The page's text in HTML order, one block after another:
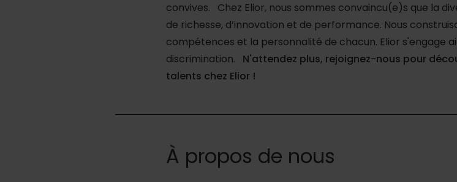
convives. Chez Elior, nous sommes convaincu(e)s que la
de richesse, d’innovation et de performance. Nous
compétences et la personnalité de chacun. Elior s'engage
discrimination. N'attendez plus, rejoignez-nous pour
talents chez Elior !
À propos de nous